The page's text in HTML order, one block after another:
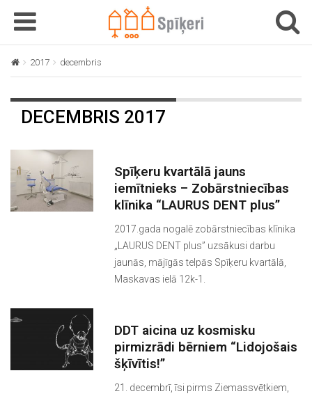
T
o
g
e
v
i
g
T
e
g
a
i
o
n
2017 decembris
DECEMBRIS 2017
Spīķeru kvartālā jauns
iemītnieks – Zobārstniecības
klīnika “LAURUS DENT plus”
2017.gada nogalē zobārstniecības klīnika
„LAURUS DENT plus” uzsākusi darbu
jaunās, mājīgās telpās Spīķeru kvartālā,
Maskavas ielā 12k-1.
DDT aicina uz kosmisku
pirmizrādi bērniem “Lidojošais
šķīvītis!”
21. decembrī, īsi pirms Ziemassvētkiem,